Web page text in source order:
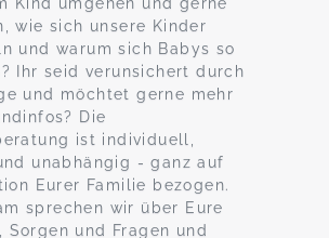
wie sich unsere Kinder
und warum sich Babys so
Ihr seid verunsichert durch
und möchtet gerne mehr
Die
ist individuell,
unabhängig - ganz auf
Eurer Familie bezogen.
sprechen wir über Eure
Sorgen und Fragen und